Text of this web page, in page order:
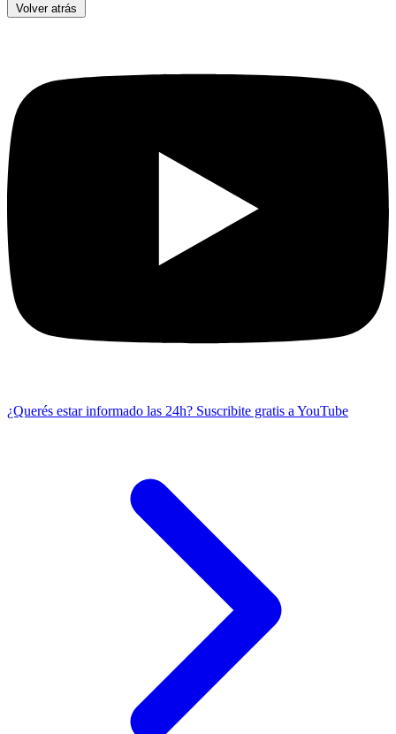
Volver atrás
¿Querés estar informado las 24h? Suscribite gratis a YouTube